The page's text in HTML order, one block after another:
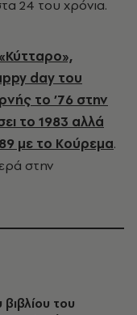
24 του χρόνια.
day του
το ’76 στην
το 1983 αλλά
με το Κούρεμα.
στην
του